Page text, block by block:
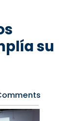
su